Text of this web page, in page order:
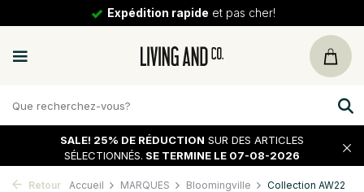
30 joursde tour
SALE! 25% DE RÉDUCTION SUR DES ARTICLES
SÉLECTIONNÉS. SE TERMINE LE 07-08-2026
Retour Accueil MARQUES Bloomingville Collection AW22